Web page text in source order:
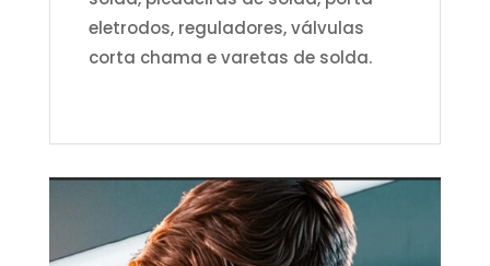
eletrodos, reguladores, válvulas
corta chama e varetas de solda.